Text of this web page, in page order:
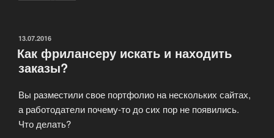
на
ОПУБЛИКОВАНО
13.07.2016
Как фрилансеру искать и находить
заказы?
Вы разместили свое портфолио на нескольких сайтах,
а работодатели почему-то до сих пор не появились.
Что делать?